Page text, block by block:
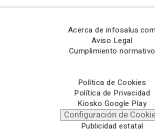
Acerca de infosalus.com
Aviso Legal
Cumplimiento normativo
Política de Cookies
Política de Privacidad
Kiosko Google Play
Configuración de
Publicidad estatal